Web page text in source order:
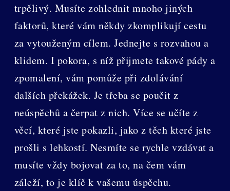
trpělivý. Musíte zohlednit mnoho jiných
faktorů, které vám někdy zkomplikují cestu
za vytouženým cílem. Jednejte s rozvahou a
klidem. I pokora, s níž přijmete takové pády a
zpomalení, vám pomůže při zdolávání
dalších překážek. Je třeba se poučit z
neúspěchů a čerpat z nich. Více se učíte z
věcí, které jste pokazli, jako z těch které jste
prošli s lehkostí. Nesmíte se rychle vzdávat a
musíte vždy bojovat za to, na čem vám
záleží, to je klíč k vašemu úspěchu.